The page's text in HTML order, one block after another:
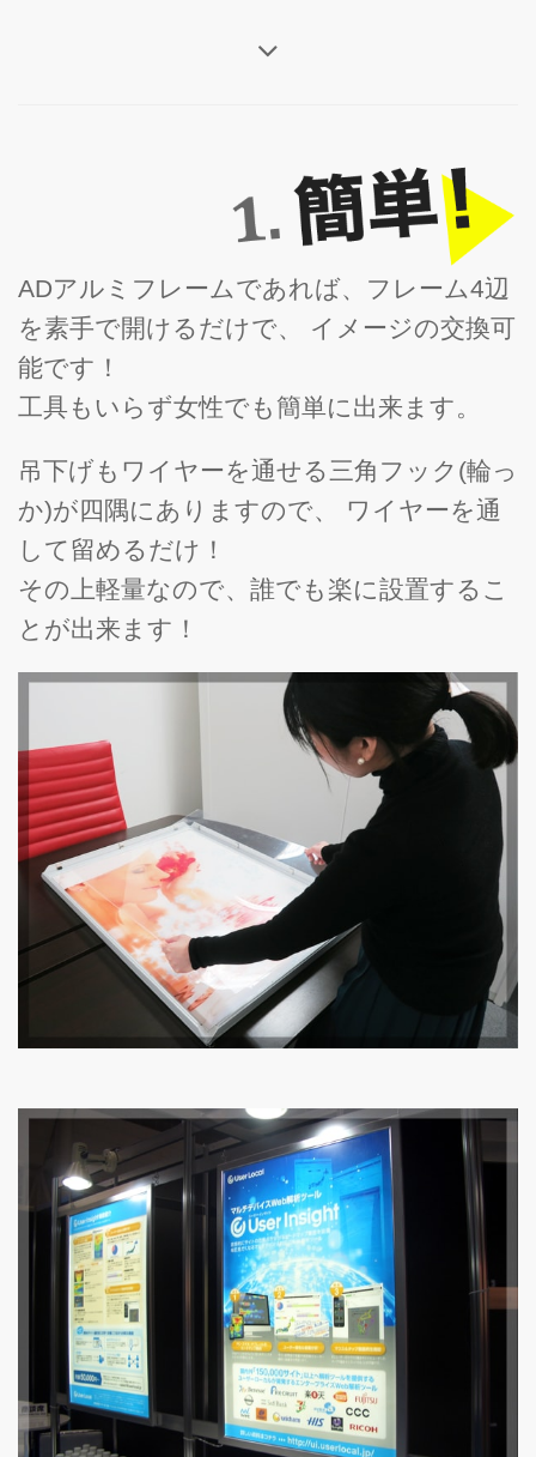
ADアルミフレームであれば、フレーム4辺
を素手で開けるだけで、 イメージの交換可
能です！
工具もいらず女性でも簡単に出来ます。
吊下げもワイヤーを通せる三角フック(輪っ
か)が四隅にありますので、 ワイヤーを通
して留めるだけ！
その上軽量なので、誰でも楽に設置するこ
とが出来ます！